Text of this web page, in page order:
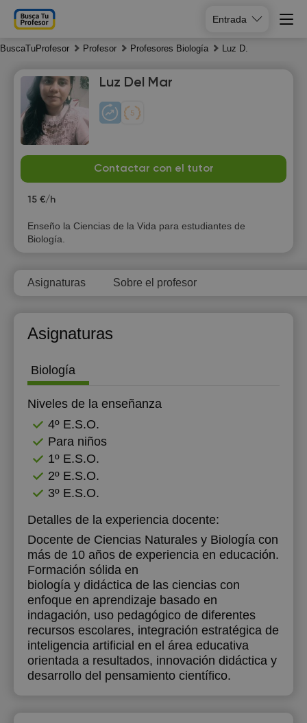
Entrada
BuscaTuProfesor Profesor Profesores Biología Luz D.
Luz Del Mar
Contactar con el tutor
15 €/h
Enseño la Ciencias de la Vida para estudiantes de
Biología.
Asignaturas Sobre el profesor
Asignaturas
Biología
Niveles de la enseñanza
4º E.S.O.
Para niños
1º E.S.O.
2º E.S.O.
3º E.S.O.
Detalles de la experiencia docente:
Docente de Ciencias Naturales y Biología con
más de 10 años de experiencia en educación.
Formación sólida en
biología y didáctica de las ciencias con
enfoque en aprendizaje basado en
indagación, uso pedagógico de diferentes
recursos escolares, integración estratégica de
inteligencia artificial en el área educativa
orientada a resultados, innovación didáctica y
desarrollo del pensamiento científico.
6
Fr
7
Sa
8
9
10:00
13:30
19:30
20:00
20:30
21:00
10:00
19:30
20:00
20:30
21:00
19:30
20:00
21:00